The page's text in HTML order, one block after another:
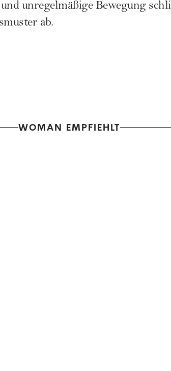
unregelmäßige Bewegung
ab.
WOMAN EMPFIEHLT